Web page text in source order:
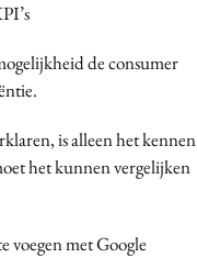
de consumer
is alleen het kennen
het kunnen vergelijken
voegen met Google